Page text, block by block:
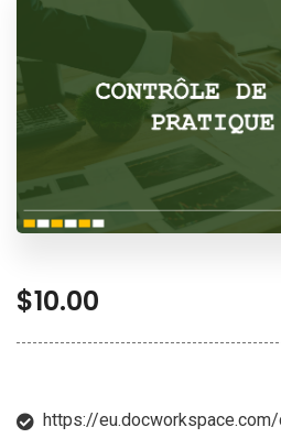
$10.00
https://